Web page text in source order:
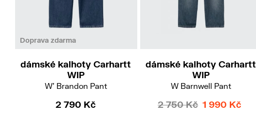
Doprava zdarma
S
dámské kalhoty Carhartt
WIP
W' Brandon Pant
2 790 Kč
dámské kalhoty Carhartt
WIP
W Barnwell Pant
2 750 Kč 1 990 Kč